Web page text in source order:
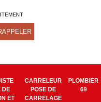
DE
ET
CARRELEUR
POSE DE
CARRELAGE
PLOMBIER
69